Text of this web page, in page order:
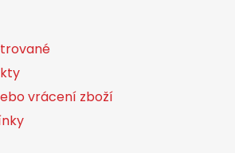
vrácení zboží